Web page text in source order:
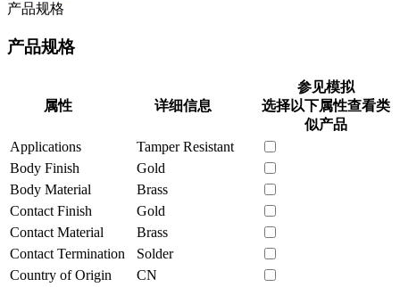
产品规格
产品规格
属性 详细信息
参见模拟
选择以下属性查看类
似产品
Applications
Tamper Resistant
Body Finish
Gold
Body Material
Brass
Contact Finish
Gold
Contact Material
Brass
Contact Termination
Solder
Country of Origin
CN